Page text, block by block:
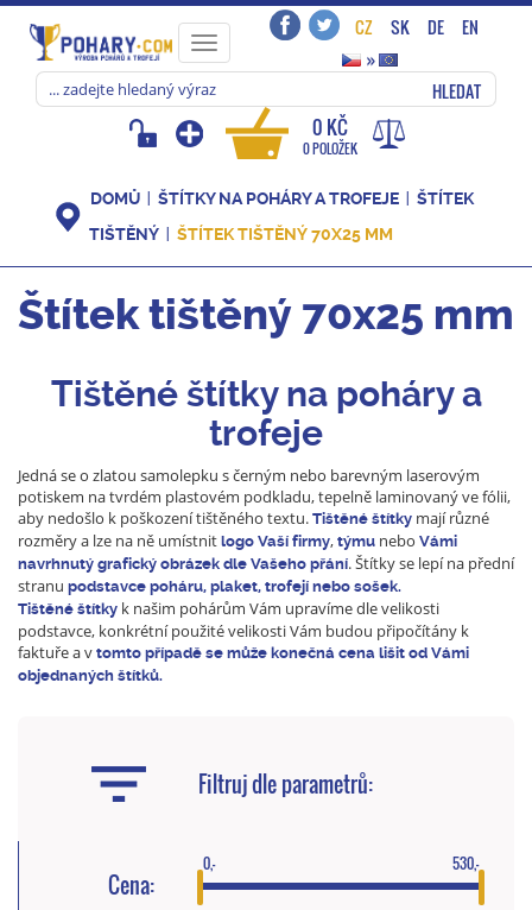
Toggle
navigation
CZ SK DE
EN
»
HLEDAT
0 KČ
0 POLOŽEK
DOMŮ ŠTÍTKY NA POHÁRY A TROFEJE
ŠTÍTEK
TIŠTĚNÝ
ŠTÍTEK TIŠTĚNÝ 70X25 MM
Štítek tištěný 70x25 mm
Tištěné štítky na poháry a
trofeje
Jedná se o zlatou samolepku s černým nebo barevným laserovým
potiskem na tvrdém plastovém podkladu, tepelně laminovaný ve fólii,
aby nedošlo k poškození tištěného textu. Tištěné štítky mají různé
rozměry a lze na ně umístnit logo Vaší firmy, týmu nebo Vámi
navrhnutý grafický obrázek dle Vašeho přání. Štítky se lepí na přední
stranu podstavce poháru, plaket, trofejí nebo sošek.
Tištěné štítky k našim pohárům Vám upravíme dle velikosti
podstavce, konkrétní použité velikosti Vám budou připočítány k
faktuře a v tomto případě se může konečná cena lišit od Vámi
objednaných štítků.
Filtruj dle parametrů:
Cena:
0,- 530,-